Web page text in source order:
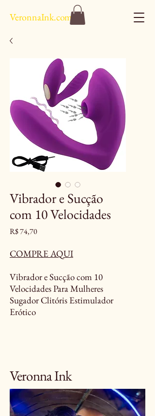
VeronnaInk.com
Vibrador e Sucção
com 10 Velocidades
R$ 74,70Preço
COMPRE AQUI
Vibrador e Sucção com 10
Velocidades Para Mulheres
Sugador Clitóris Estimulador
Erótico
Veronna Ink